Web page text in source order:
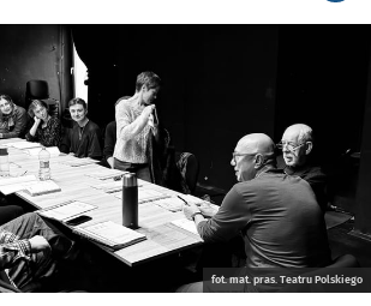
fot. mat. pras. Teatru Polskiego